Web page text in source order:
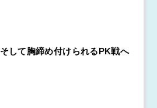
して胸締め付けられるPK戦へ
戦